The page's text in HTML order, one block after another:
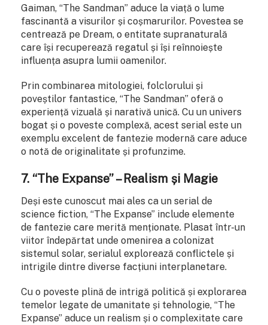
Gaiman, “The Sandman” aduce la viață o lume
fascinantă a visurilor și coșmarurilor. Povestea se
centrează pe Dream, o entitate supranaturală
care își recuperează regatul și își reînnoiește
influența asupra lumii oamenilor.
Prin combinarea mitologiei, folclorului și
poveștilor fantastice, “The Sandman” oferă o
experiență vizuală și narativă unică. Cu un univers
bogat și o poveste complexă, acest serial este un
exemplu excelent de fantezie modernă care aduce
o notă de originalitate și profunzime.
7. “The Expanse” – Realism și Magie
Deși este cunoscut mai ales ca un serial de
science fiction, “The Expanse” include elemente
de fantezie care merită menționate. Plasat într-un
viitor îndepărtat unde omenirea a colonizat
sistemul solar, serialul explorează conflictele și
intrigile dintre diverse facțiuni interplanetare.
Cu o poveste plină de intrigă politică și explorarea
temelor legate de umanitate și tehnologie, “The
Expanse” aduce un realism și o complexitate care